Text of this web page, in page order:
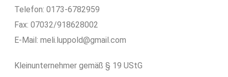
Telefon: 0173-6782959
Fax: 07032/918628002
E-Mail: meli.luppold@gmail.com
Kleinunternehmer gemäß § 19 UStG